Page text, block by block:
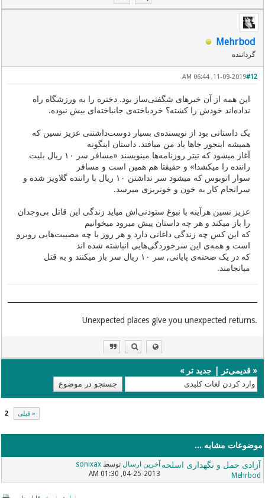
Mehrbod
گرداننده
#12
11-09-2019, 06:44 AM
این همه از آن خبرهای شگفتی‌ساز بود. دختره را به ورزشگاه راه
نداده‌اند خودش را کشته؟ خردباخته‌ی جانباخته‌ای بیش نبوده.
یک داستانی بود از نویسنده‌ی بسیار دوست‌داشتنی عزیز نسین که
همیشه اینجور جاها یاد من میافتد. داستان اینگونه
آغاز میشود که تیتر روزنامه‌ها مینویسند «مسافر سر ۱۰ ریال بلیت
راننده را میکشد!» و حقیقتا هم همین است و مسافر
سوار اتوبوس که میشود سر نداشتن ۱۰ ریال با راننده گلاویز شده و
سرانجام کار به خون و خونریزی میرسد.
عزیز نسین هرآینه با نبوغ ستودنی‌اش میاید زندگی این قاتل بی‌وجدان
را باز میکند و هر چه داستان پیش میرود میخوانیم
که این کس چه زندگی داغانی دارد و هر روز با چه مصیبت‌هایی روبرو
است و همه‌ی این سرخوردگی‌هایی انباشته شده اند
که در یک صحنه‌ی پایانی, سر ۱۰ ریال سر باز میکنند و به قتل
میانجامند.
.Unexpected places give you unexpected returns
«قدیمی‌تر |جدید تر »
« قبلی 2
موضوعات مشابه ...
آزادی حمل و نگهداری اسلحه
Mehrbod
آخرین ارسال توسطsonixax
04-25-2013, 01:30 AM